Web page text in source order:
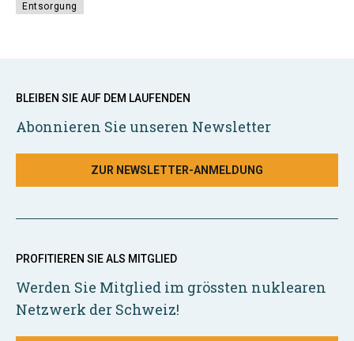
Entsorgung
BLEIBEN SIE AUF DEM LAUFENDEN
Abonnieren Sie unseren Newsletter
ZUR NEWSLETTER-ANMELDUNG
PROFITIEREN SIE ALS MITGLIED
Werden Sie Mitglied im grössten nuklearen
Netzwerk der Schweiz!